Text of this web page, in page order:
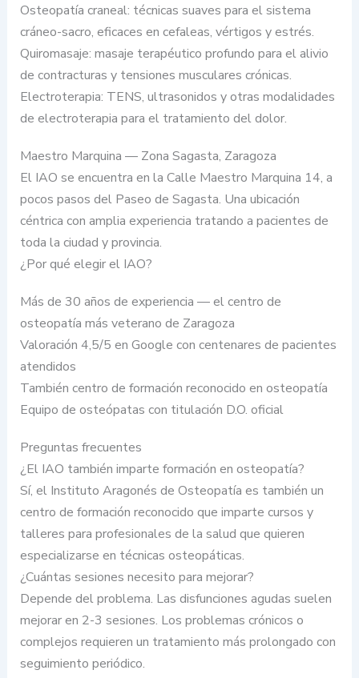
Osteopatía craneal: técnicas suaves para el sistema
cráneo-sacro, eficaces en cefaleas, vértigos y estrés.
Quiromasaje: masaje terapéutico profundo para el alivio
de contracturas y tensiones musculares crónicas.
Electroterapia: TENS, ultrasonidos y otras modalidades
de electroterapia para el tratamiento del dolor.
Maestro Marquina — Zona Sagasta, Zaragoza
El IAO se encuentra en la Calle Maestro Marquina 14, a
pocos pasos del Paseo de Sagasta. Una ubicación
céntrica con amplia experiencia tratando a pacientes de
toda la ciudad y provincia.
¿Por qué elegir el IAO?
Más de 30 años de experiencia — el centro de
osteopatía más veterano de Zaragoza
Valoración 4,5/5 en Google con centenares de pacientes
atendidos
También centro de formación reconocido en osteopatía
Equipo de osteópatas con titulación D.O. oficial
Preguntas frecuentes
¿El IAO también imparte formación en osteopatía?
Sí, el Instituto Aragonés de Osteopatía es también un
centro de formación reconocido que imparte cursos y
talleres para profesionales de la salud que quieren
especializarse en técnicas osteopáticas.
¿Cuántas sesiones necesito para mejorar?
Depende del problema. Las disfunciones agudas suelen
mejorar en 2-3 sesiones. Los problemas crónicos o
complejos requieren un tratamiento más prolongado con
seguimiento periódico.